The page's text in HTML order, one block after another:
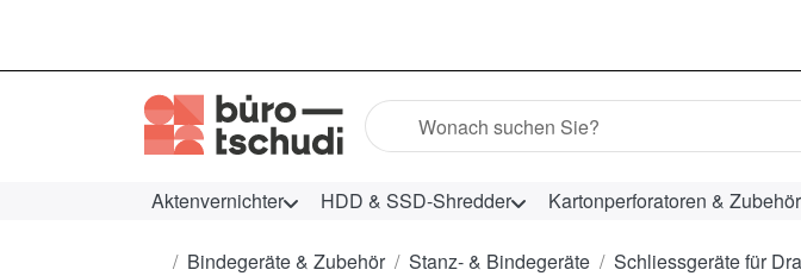
Geben Sie einen Suchbegriff ein. Während Sie
Aktenvernichter
HDD & SSD-Shredder Kartonperforatoren & Zubehör
Startseite
Bindegeräte & Zubehör Stanz- & Bindegeräte Schliessgeräte für